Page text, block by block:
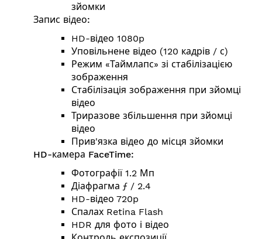
зйомки
Запис відео:
HD-відео 1080p
Уповільнене відео (120 кадрів / с)
Режим «Таймлапс» зі стабілізацією
зображення
Стабілізація зображення при зйомці
відео
Триразове збільшення при зйомці
відео
Прив'язка відео до місця зйомки
HD-камера FaceTime:
Фотографії 1.2 Мп
Діафрагма ƒ / 2.4
HD-відео 720p
Спалах Retina Flash
HDR для фото і відео